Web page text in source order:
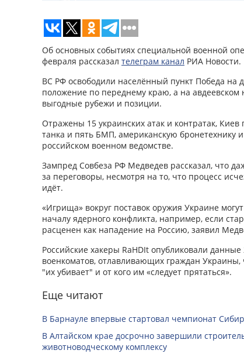
Об основных событиях специальной военной
февраля рассказал телеграм канал РИА Новости.
ВС РФ освободили населённый пункт Победа на
положение по переднему краю, а на авдеевском
выгодные рубежи и позиции.
Отражены 15 украинских атак и контратак,
танка и пять БМП, американскую бронетехнику
российском военном ведомстве.
Зампред Совбеза РФ Медведев рассказал, что
за переговоры, несмотря на то, что процесс
идёт.
«Игрища» вокруг поставок оружия Украине
началу ядерного конфликта, например, если
расценен как нападение на Россию, заявил
Российские хакеры RaHDIt опубликовали
военкоматов, отлавливающих граждан
"их убивает" и от кого им «следует прятаться».
Еще читают
В Барнауле впервые стартовал чемпионат
В Алтайском крае досрочно завершили
животноводческому комплексу